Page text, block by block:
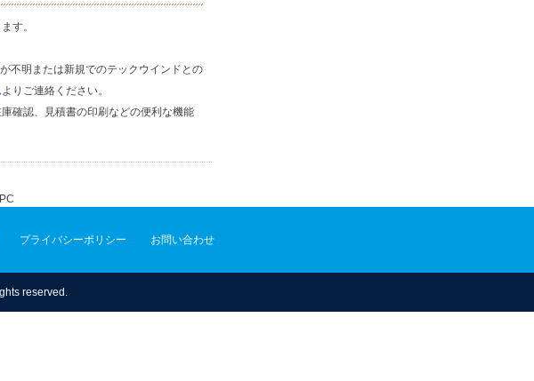
す。
不明または新規でのテックウインドとの
よりご連絡ください。
確認、見積書の印刷などの便利な機能
PC
プライバシーポリシー お問い合わせ
reserved.